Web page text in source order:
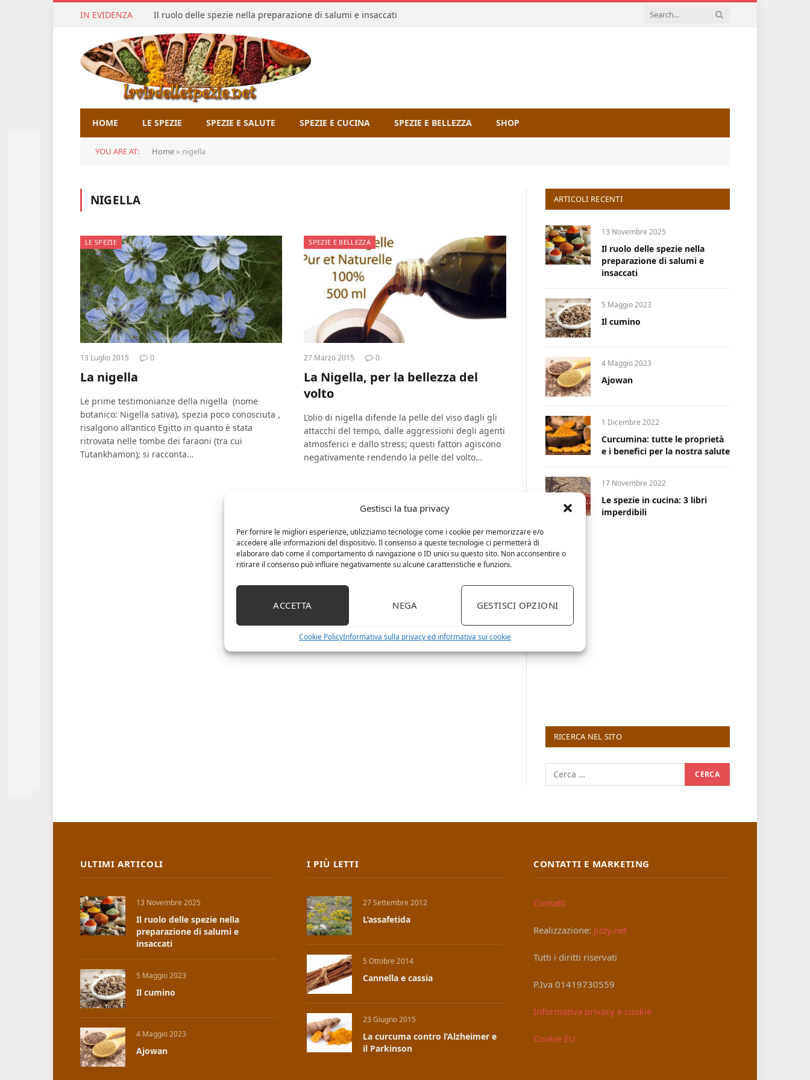
Gestisci la tua privacy
Per fornire le migliori esperienze, utilizziamo tecnologie come i cookie per memorizzare e/o
accedere alle informazioni del dispositivo. Il consenso a queste tecnologie ci permetterà di
elaborare dati come il comportamento di navigazione o ID unici su questo sito. Non acconsentire o
ritirare il consenso può influire negativamente su alcune caratteristiche e funzioni.
ACCETTA NEGA GESTISCI OPZIONI
Cookie PolicyInformativa sulla privacy ed informativa sui cookie
IN EVIDENZA Il ruolo delle spezie nella preparazione di salumi e insaccati
HOME LE SPEZIE SPEZIE E SALUTE SPEZIE E CUCINA SPEZIE E BELLEZZA SHOP
YOU ARE AT: Home » nigella
NIGELLA
LE SPEZIE
13 Luglio 2015 0
La nigella
Le prime testimonianze della nigella (nome
botanico: Nigella sativa), spezia poco conosciuta ,
risalgono all’antico Egitto in quanto è stata
ritrovata nelle tombe dei faraoni (tra cui
Tutankhamon); si racconta…
SPEZIE E BELLEZZA
27 Marzo 2015 0
La Nigella, per la bellezza del
volto
L’olio di nigella difende la pelle del viso dagli gli
attacchi del tempo, dalle aggressioni degli agenti
atmosferici e dallo stress; questi fattori agiscono
negativamente rendendo la pelle del volto…
ARTICOLI RECENTI
13 Novembre 2025
Il ruolo delle spezie nella
preparazione di salumi e
insaccati
5 Maggio 2023
Il cumino
4 Maggio 2023
Ajowan
1 Dicembre 2022
Curcumina: tutte le proprietà
e i benefici per la nostra salute
17 Novembre 2022
Le spezie in cucina: 3 libri
imperdibili
RICERCA NEL SITO
ULTIMI ARTICOLI
13 Novembre 2025
Il ruolo delle spezie nella
preparazione di salumi e
insaccati
5 Maggio 2023
Il cumino
4 Maggio 2023
Ajowan
I PIÙ LETTI
27 Settembre 2012
L’assafetida
5 Ottobre 2014
Cannella e cassia
23 Giugno 2015
La curcuma contro l’Alzheimer e
il Parkinson
CONTATTI E MARKETING
Contatti
Realizzazione: Jizzy.net
Tutti i diritti riservati
P.Iva 01419730559
Informativa privacy e cookie
Cookie EU